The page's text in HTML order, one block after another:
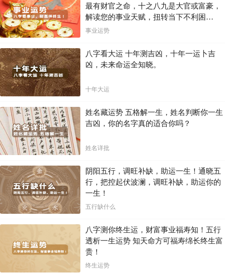
最有财官之命，十之八九是大官或富豪，
解读您的事业天赋，扭转当下不利困
局！！
事业运势
八字看大运 十年测吉凶，十年一运卜吉
凶，未来命运全知晓。
十年大运
姓名藏运势 五格解一生，姓名判断你一生
吉凶，你的名字真的适合你吗？
姓名详批
阴阳五行，调旺补缺，助运一生！通晓五
行，把控起伏波澜，调旺补缺，助运你的
一生！
五行缺什么
八字测你终生运，财富事业福寿知！五行
透析一生运势 知天命方可福寿绵长终生富
贵！
终生运势